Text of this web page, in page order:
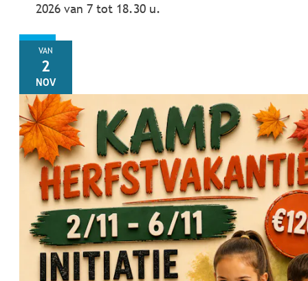
2026 van 7 tot 18.30 u.
VAN
MA
2
NOV
Initiatie zelfverdediging